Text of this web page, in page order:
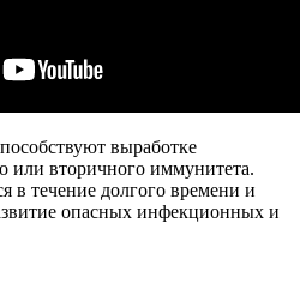
выработке
или вторичного иммунитета.
в течение долгого времени и
опасных инфекционных и